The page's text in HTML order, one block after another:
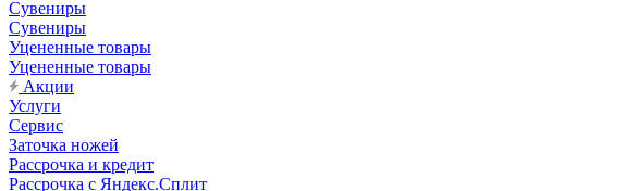
Сувениры
Сувениры
Уцененные товары
Уцененные товары
Акции
Услуги
Сервис
Заточка ножей
Рассрочка и кредит
Рассрочка с Яндекс.Сплит